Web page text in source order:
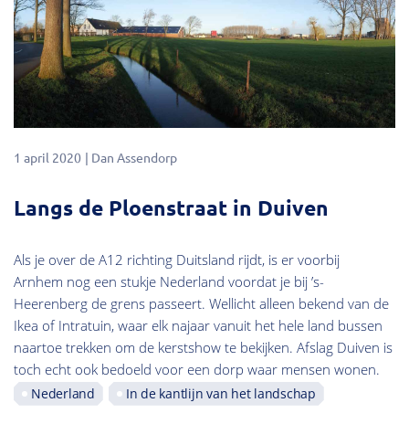
1 april 2020 Dan Assendorp
Langs de Ploenstraat in Duiven
Als je over de A12 richting Duitsland rijdt, is er voorbij
Arnhem nog een stukje Nederland voordat je bij ’s-
Heerenberg de grens passeert. Wellicht alleen bekend van de
Ikea of Intratuin, waar elk najaar vanuit het hele land bussen
naartoe trekken om de kerstshow te bekijken. Afslag Duiven is
toch echt ook bedoeld voor een dorp waar mensen wonen.
Nederland In de kantlijn van het landschap